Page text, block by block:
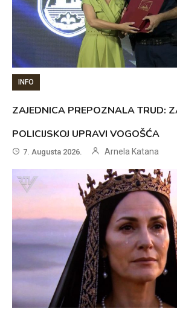
INFO
ZAJEDNICA PREPOZNALA TRUD:
POLICIJSKOJ UPRAVI VOGOŠĆA
7. Augusta 2026. Arnela Katana